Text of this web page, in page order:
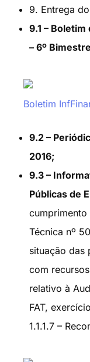
9. Entrega
9.1 –
– 6º
Boletim
9.2 –
2016;
9.3 –
Públicas de
Técnica nº
situação das
com
relativo à
FAT,
1.1.1.7 –